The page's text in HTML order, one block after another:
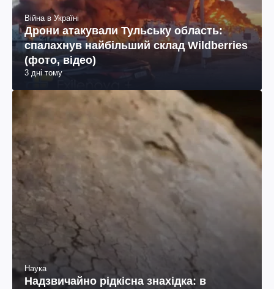
Війна в Україні
Дрони атакували Тульську область:
спалахнув найбільший склад Wildberries
(фото, відео)
3 дні тому
Наука
Надзвичайно рідкісна знахідка: в